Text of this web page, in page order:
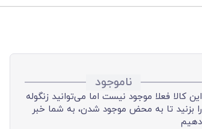
ناموجود
این کالا فعلا موجود نیست اما می‌توانید زنگوله
را بزنید تا به محض موجود شدن، به شما خبر
دهیم